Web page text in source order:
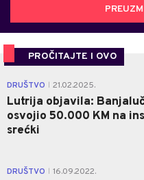
PROČITAJTE I OVO
DRUŠTVO 21.02.2025.
Lutrija objavila:
osvojio 50.000 KM na
srećki
DRUŠTVO 16.09.2022.